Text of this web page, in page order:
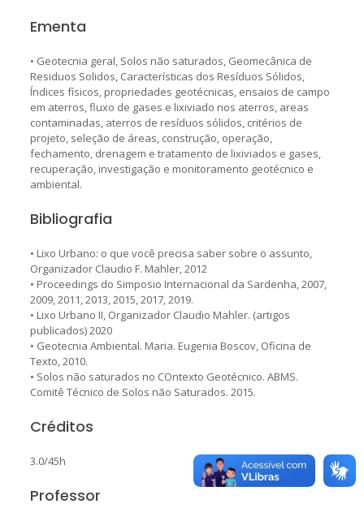
Ementa
• Geotecnia geral, Solos não saturados, Geomecânica de
Residuos Solidos, Características dos Resíduos Sólidos,
Índices físicos, propriedades geotécnicas, ensaios de campo
em aterros, fluxo de gases e lixiviado nos aterros, areas
contaminadas, aterros de resíduos sólidos, critérios de
projeto, seleção de áreas, construção, operação,
fechamento, drenagem e tratamento de lixiviados e gases,
recuperação, investigação e monitoramento geotécnico e
ambiental.
Bibliografia
• Lixo Urbano: o que você precisa saber sobre o assunto,
Organizador Claudio F. Mahler, 2012
• Proceedings do Simposio Internacional da Sardenha, 2007,
2009, 2011, 2013, 2015, 2017, 2019.
• Lixo Urbano II, Organizador Claudio Mahler. (artigos
publicados) 2020
• Geotecnia Ambiental. Maria. Eugenia Boscov, Oficina de
Texto, 2010.
• Solos não saturados no COntexto Geotécnico. ABMS.
Comitê Técnico de Solos não Saturados. 2015.
Créditos
3.0/45h
Professor